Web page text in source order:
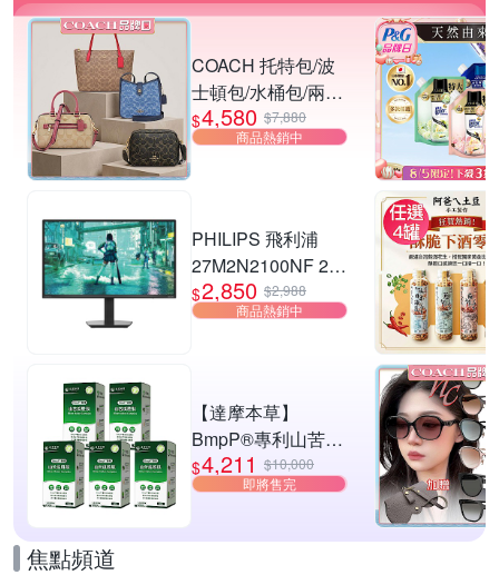
COACH 托特包/波
士頓包/水桶包/兩用
包 均一價
$4,580 $7,880
商品熱銷中
PHILIPS 飛利浦
27M2N2100NF 27
型 IPS FHD 144Hz
電競螢幕
$2,850 $2,988
商品熱銷中
【達摩本草】
BmpP®專利山苦瓜
胜肽x5盒(90顆/盒、
共450顆)
$4,211 $10,000
即將售完
焦點頻道